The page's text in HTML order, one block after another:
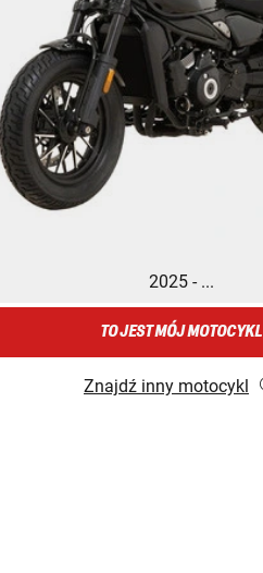
2025 - ...
TO JEST MÓJ MOTOCYKL
Znajdź inny motocykl